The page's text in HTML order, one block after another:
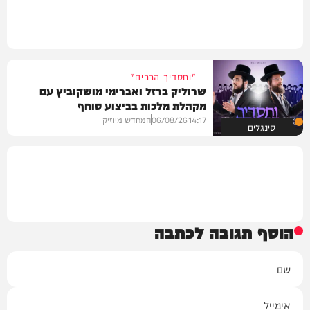
סינגלים
"וחסדיך הרבים"
שרוליק ברזל ואברימי מושקוביץ עם
מקהלת מלכות בביצוע סוחף
14:17
06/08/26המחדש מיוזיק
הוסף תגובה לכתבה